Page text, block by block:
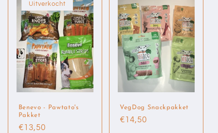
Uitverkocht
Benevo - Pawtato's
Pakket
Normale
€13,50
VegDog Snackpakket
Normale
€14,50